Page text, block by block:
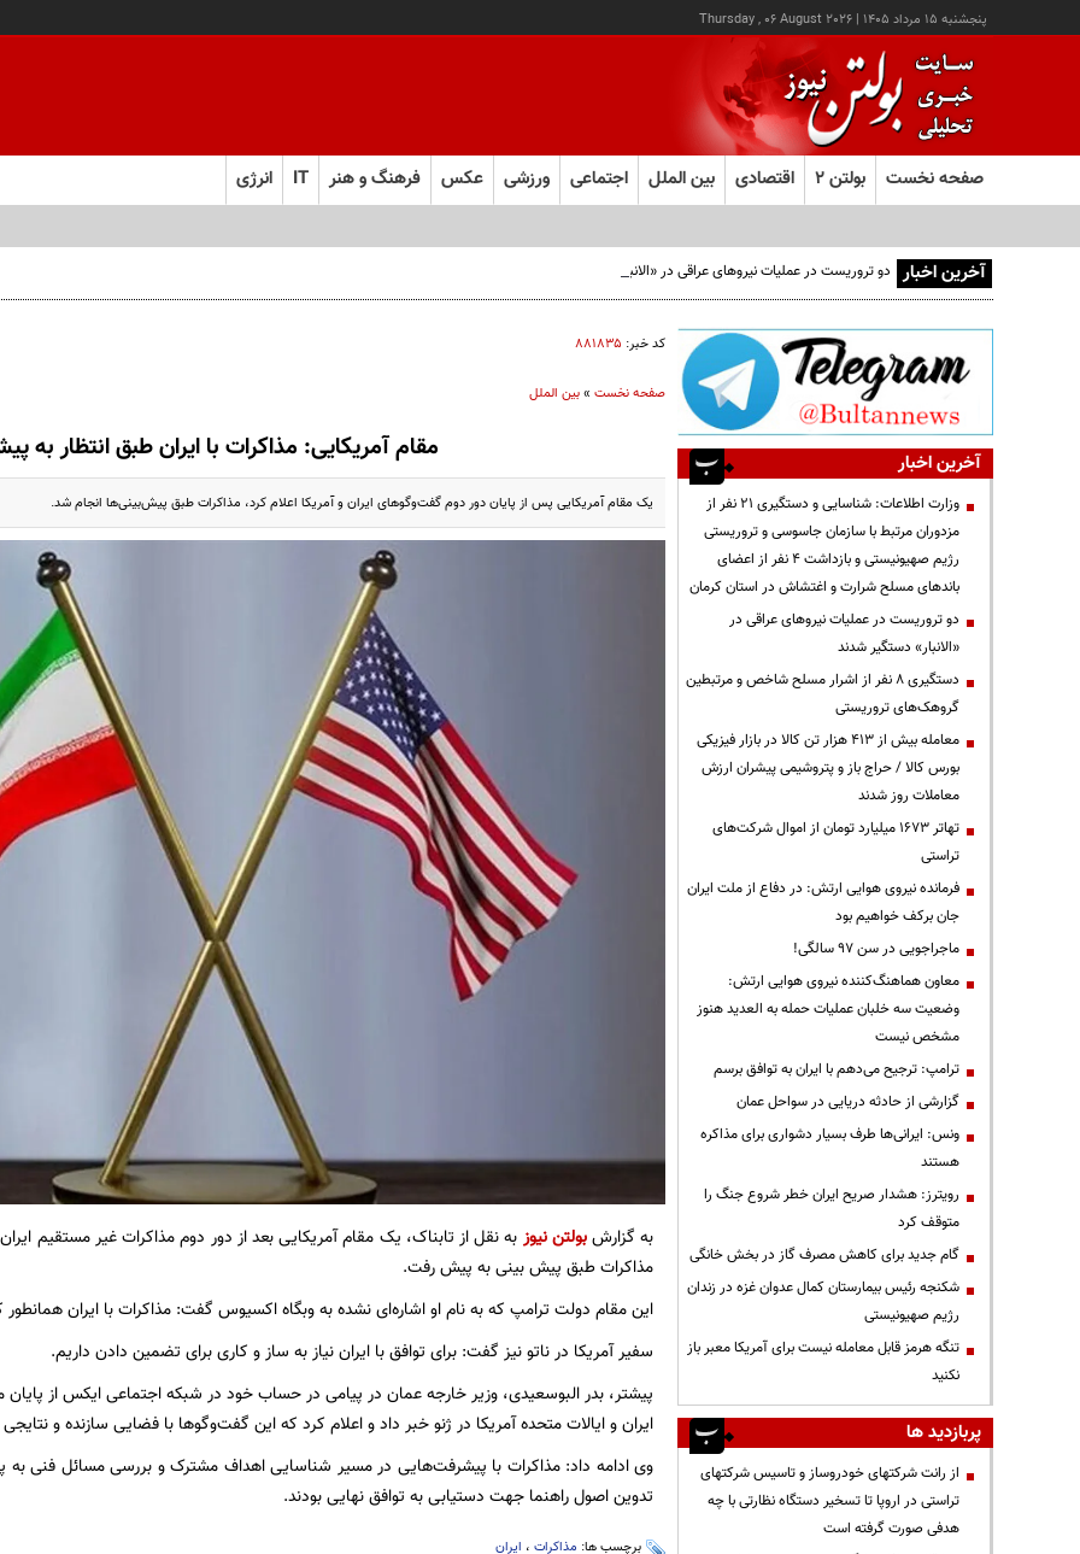
پنجشنبه ۱۵ مرداد ۱۴۰۵ |
Thursday , 06 August 2026
صفحه نخست بولتن ۲ اقتصادی بین الملل اجتماعی ورزشی عکس فرهنگ و هنر IT انرژی
آخرین اخبار دو تروریست در عملیات نیروهای عراقی در «الانبار» دستگیر شدند
کد خبر: ۸۸۱۸۳۵
صفحه نخست»بین الملل
مقام آمریکایی: مذاکرات با ایران طبق انتظار به
یک مقام آمریکایی پس از پایان دور دوم گفت‌وگوهای ایران و آمریکا اعلام کرد، مذاکرات طبق پیش‌بینی‌ها انجام شد.
به گزارشبولتن نیوز به نقل از تابناک، یک مقام آمریکایی بعد از دور دوم مذاکرات غیر مستقیم
مذاکرات طبق پیش بینی به پیش رفت.
این مقام دولت ترامپ که به نام او اشاره‌ای نشده به وبگاه اکسیوس گفت: مذاکرات با ایران
سفیر آمریکا در ناتو نیز گفت: برای توافق با ایران نیاز به ساز و کاری برای تضمین دادن داریم.
پیشتر، بدر البوسعیدی، وزیر خارجه عمان در پیامی در حساب خود در شبکه اجتماعی ایکس از
ایران و ایالات متحده آمریکا در ژنو خبر داد و اعلام کرد که این گفت‌وگوها با فضایی سازنده و
وی ادامه داد: مذاکرات با پیشرفت‌هایی در مسیر شناسایی اهداف مشترک و بررسی مسائل فنی به
تدوین اصول راهنما جهت دستیابی به توافق نهایی بودند.
برچسب ها: مذاکرات، ایران
آخرین اخبار
وزارت اطلاعات: شناسایی و دستگیری ۲۱ نفر از
مزدوران مرتبط با سازمان جاسوسی و تروریستی
رژیم صهیونیستی و بازداشت ۴ نفر از اعضای
باندهای مسلح شرارت و اغتشاش در استان کرمان
دو تروریست در عملیات نیروهای عراقی در
«الانبار» دستگیر شدند
دستگیری ۸ نفر از اشرار مسلح شاخص و مرتبطین
گروهک‌های تروریستی
معامله بیش از ۴۱۳ هزار تن کالا در بازار فیزیکی
بورس کالا / حراج باز و پتروشیمی پیشران ارزش
معاملات روز شدند
تهاتر ۱۶۷۳ میلیارد تومان از اموال شرکت‌های
تراستی
فرمانده نیروی هوایی ارتش: در دفاع از ملت ایران
جان برکف خواهیم بود
ماجراجویی در سن ۹۷ سالگی!
معاون هماهنگ‌کننده نیروی هوایی ارتش:
وضعیت سه خلبان عملیات حمله به العدید هنوز
مشخص نیست
ترامپ: ترجیح می‌دهم با ایران به توافق برسم
گزارشی از حادثه دریایی در سواحل عمان
ونس: ایرانی‌ها طرف بسیار دشواری برای مذاکره
هستند
رویترز: هشدار صریح ایران خطر شروع جنگ را
متوقف کرد
گام جدید برای کاهش مصرف گاز در بخش خانگی
شکنجه رئیس بیمارستان کمال عدوان غزه در زندان
رژیم صهیونیستی
تنگه هرمز قابل معامله نیست برای آمریکا معبر باز
نکنید
پربازدید ها
از رانت‌ شرکتهای خودروساز و تاسیس شرکتهای
تراستی در اروپا تا تسخیر دستگاه نظارتی با چه
هدفی صورت گرفته است